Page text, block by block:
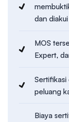
dan
MOS
Expert,
peluang
Biaya